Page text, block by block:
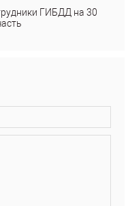
ГИБДД на 30